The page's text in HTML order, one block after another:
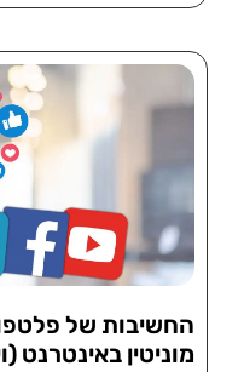
החשיבות של
מוניטין באינטרנט